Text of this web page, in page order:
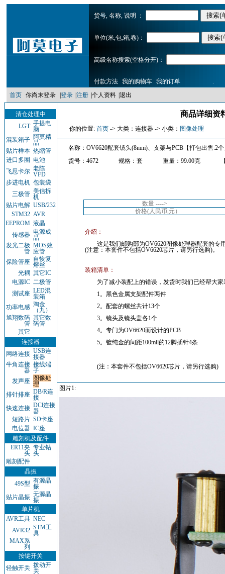
货号, 名称, 说明 ：
单位(米,包,箱,卷)：
高级名称搜索(空格分开)：
付款方法 我的购物车 我的订单
.
首页 你尚末登录 登录 注册 个人资料 退出
清仓处理中
LGT 手提电
脑
混装箱子 阿莫精
品
贴片样本 热缩管
进口多圈 电池
飞思卡尔 老陈
VFD
步进电机 包装袋
三极管 美信拆
机
贴片电解 USB/232
STM32 AVR
EEPROM 液晶
传感器 电源成
品
发光二极
管
MOS效
应管
保险管座 自恢复
熔丝
光耦 其它IC
电源IC 二极管
测试座 LED混
装箱
功率电感 淘金
（九）
旭翔数码
管
其它数
码管
其它
连接器
网络连接 USB连
接器
牛角连接
器
接线端
子
发声座 图像处
理
排针排座 DB/R连
接
快速连接 DCl连接
器
短路片 SD卡座
电位器 IC座
雕刻机及配件
ER11夹
头
专业钻
头
雕刻配件
晶振
49S型 有源晶
振
贴片晶振 无源晶
振
单片机
AVR工具 NEC
AVR32 STM工
具
MAX系
列
按键开关
轻触开关 拨动开
关
商品详细资
你的位置: 首页 -> 大类：连接器 -> 小类： 图像处理
名称：OV6620配套镜头(8mm)、支架与PCB【打包出售:2
货号：4672
规格：套 重量：99.00克
数量 ---->
价格(人民币,元）
介绍：
这是我们邮购部为OV6620图像处理器配套的专用
(注意：本套件不包括OV6620芯片，请另行选购)。
装箱清单：
为了减小装配上的错误，发货时我们已经帮大家
1。黑色金属支架配件两件
2。配套的螺丝共计13个
3。镜头及镜头盖各1个
4。专门为OV6620而设计的PCB
5。镀纯金的间距100mil的12脚插针4条
(注：本套件不包括OV6620芯片，请另行选购)
图片1: